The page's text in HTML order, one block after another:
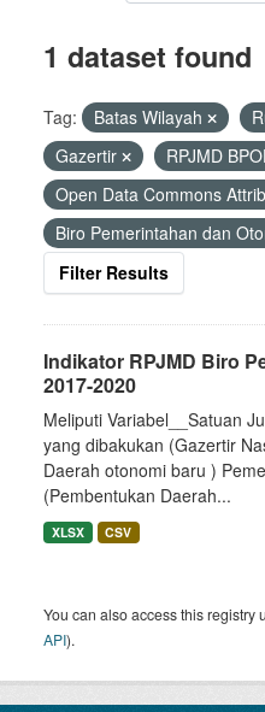
1 dataset found
Tag: Batas Wilayah
Gazertir
RPJMD
Open Data Commons
Biro Pemerintahan dan
Filter Results
Indikator RPJMD Biro
2017-2020
Meliputi Variabel__Satuan
yang dibakukan (Gazertir
Daerah otonomi baru )
(Pembentukan Daerah...
XLSX CSV
You can also access this registry
API).